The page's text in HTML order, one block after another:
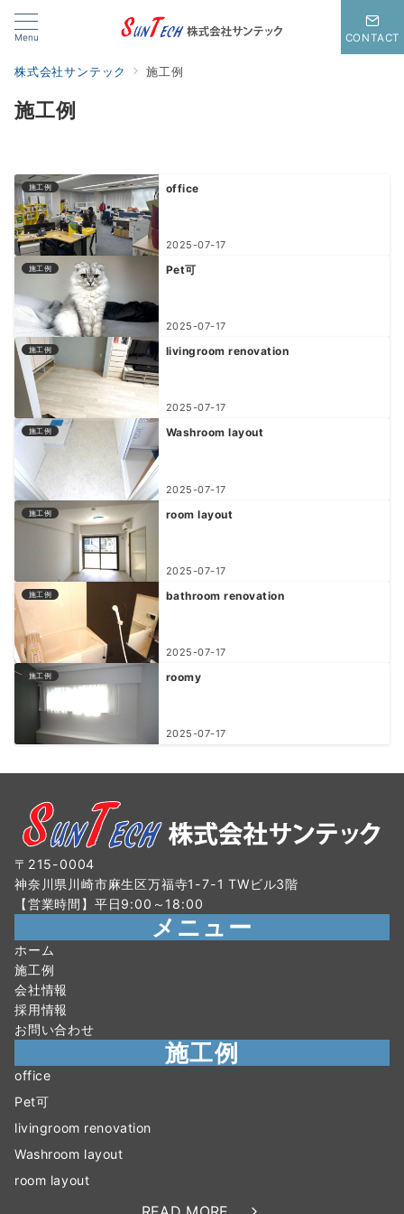
Menu CONTACT
株式会社サンテック 施工例
施工例
施工例 office
2025-07-17
施工例 Pet可
2025-07-17
施工例 livingroom renovation
2025-07-17
施工例 Washroom layout
2025-07-17
施工例 room layout
2025-07-17
施工例 bathroom renovation
2025-07-17
施工例 roomy
2025-07-17
〒215-0004
神奈川県川崎市麻生区万福寺1-7-1 TWビル3階
【営業時間】平日9:00～18:00
メニュー
ホーム
施工例
会社情報
採用情報
お問い合わせ
施工例
office
Pet可
livingroom renovation
Washroom layout
room layout